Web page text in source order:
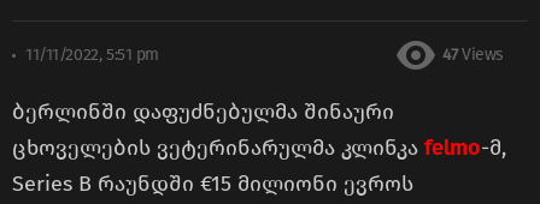
11/11/2022, 5:51 pm 47 Views
ბერლინში დაფუძნებულმა შინაური
ცხოველების ვეტერინარულმა კლინკა felmo-მ,
Series B რაუნდში €15 მილიონი ევროს